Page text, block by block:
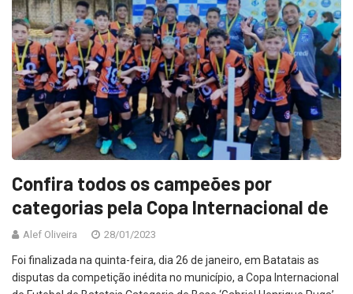
Confira todos os campeões por
categorias pela Copa Internacional de
Alef Oliveira 28/01/2023
Foi finalizada na quinta-feira, dia 26 de janeiro, em Batatais as
disputas da competição inédita no município, a Copa Internacional